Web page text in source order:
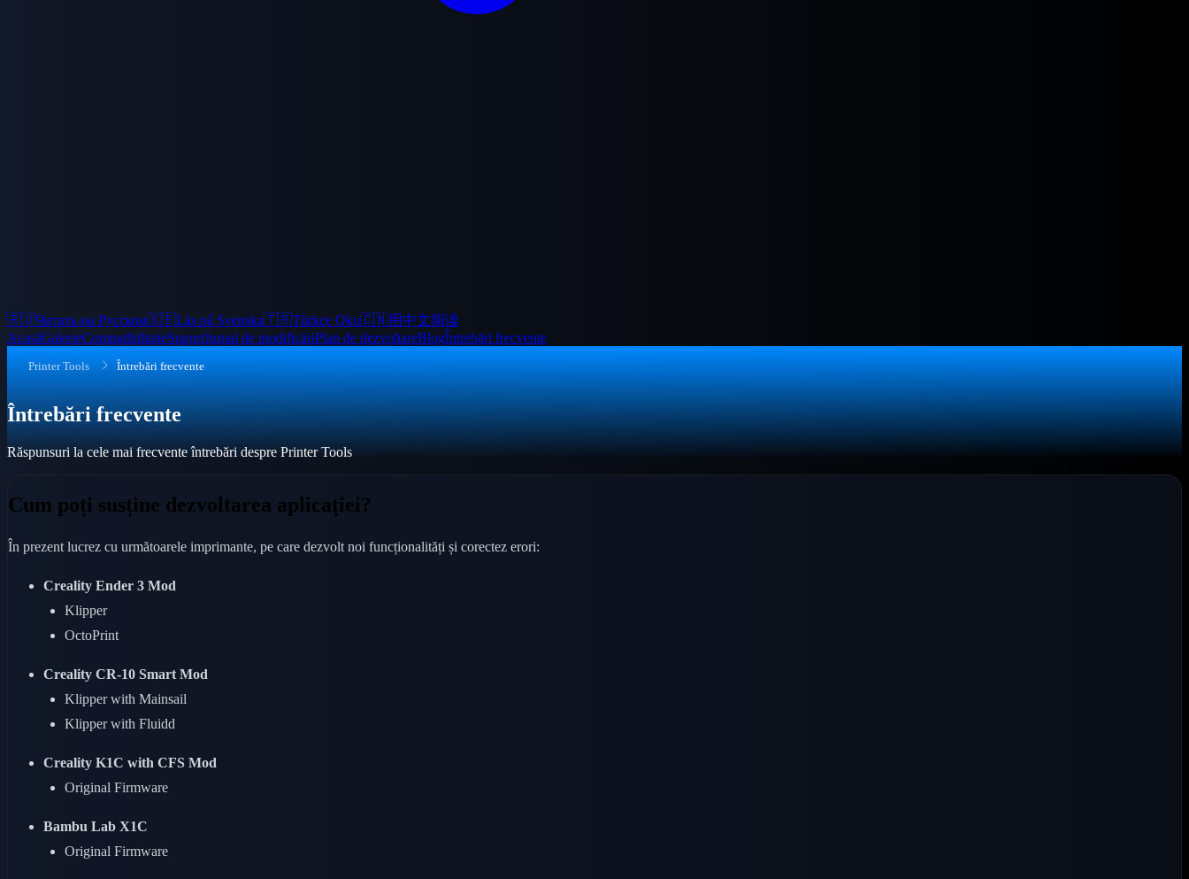
🇷🇺Читать на Русском🇸🇪Läs på Svenska🇹🇷Türkçe Oku🇨🇳用中文阅读
AcasăGalerieCompatibilitateSuportJurnal de modificăriPlan de dezvoltareBlogÎntrebări frecvente
Printer Tools Întrebări frecvente
Întrebări frecvente
Răspunsuri la cele mai frecvente întrebări despre Printer Tools
Cum poți susține dezvoltarea aplicației?
În prezent lucrez cu următoarele imprimante, pe care dezvolt noi funcționalități și corectez erori:
Creality Ender 3 Mod
Klipper
OctoPrint
Creality CR-10 Smart Mod
Klipper with Mainsail
Klipper with Fluidd
Creality K1C with CFS Mod
Original Firmware
Bambu Lab X1C
Original Firmware